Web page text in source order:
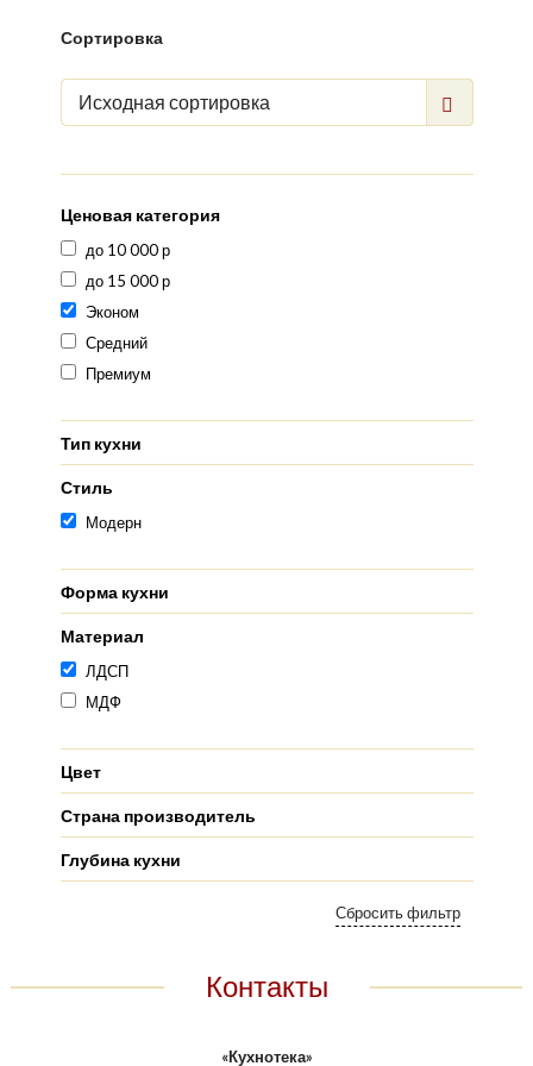
Сортировка
Исходная сортировка
Ценовая категория
до 10 000 р
до 15 000 р
Эконом
Средний
Премиум
Тип кухни
Стиль
Модерн
Форма кухни
Материал
ЛДСП
МДФ
Цвет
Страна производитель
Глубина кухни
Контакты
«Кухнотека»